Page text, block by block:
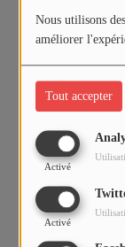
Nous utilisons
améliorer
Tout accepter
Activé
Activé